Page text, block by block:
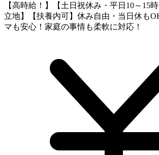
【高時給！】【土日祝休み・平日10～15
立地】【扶養内可】休み自由・当日休も
マも安心！家庭の事情も柔軟に対応！